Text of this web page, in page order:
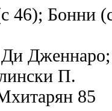
46); Бонни
П.
85